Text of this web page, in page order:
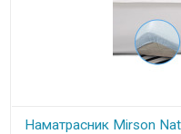
Наматрасник Mirson